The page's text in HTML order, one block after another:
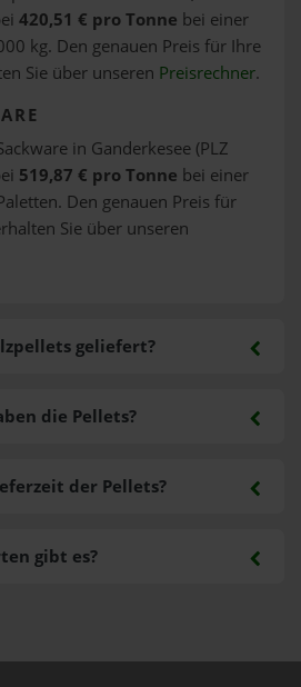
420,51 € pro Tonne bei einer
kg. Den genauen Preis für Ihre
Sie über unseren Preisrechner.
in Ganderkesee (PLZ
519,87 € pro Tonne bei einer
Den genauen Preis für
Sie über unseren
geliefert?
gibt es?
die Pellets?
der Pellets?